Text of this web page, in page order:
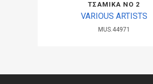
ΤΣΑΜΙΚΑ ΝΟ 2
VARIOUS ARTISTS
MUS.44971